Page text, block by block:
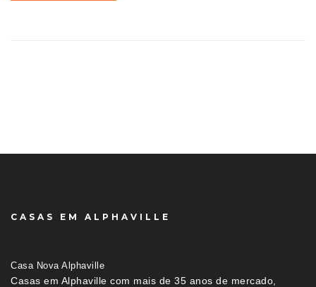
CASAS EM ALPHAVILLE
Casa Nova Alphaville
Casas em Alphaville com mais de 35 anos de mercado,